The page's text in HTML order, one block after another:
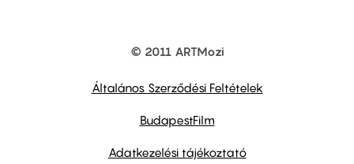
© 2011 ARTMozi
Általános Szerződési Feltételek
BudapestFilm
Adatkezelési tájékoztató